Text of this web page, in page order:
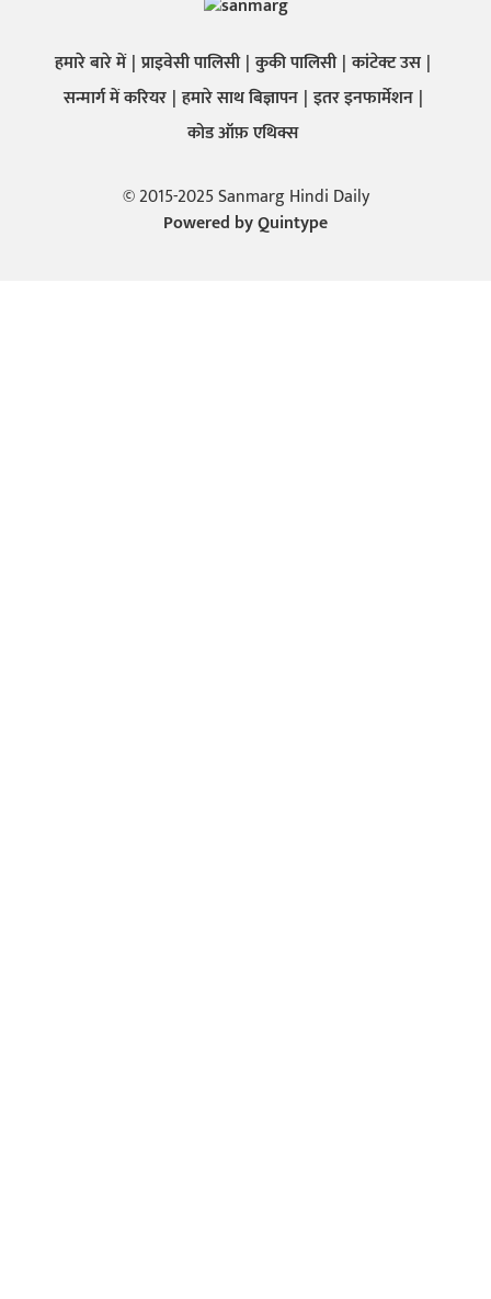
हमारे बारे में प्राइवेसी पालिसी कुकी पालिसी कांटेक्ट उस
सन्मार्ग में करियर हमारे साथ बिज्ञापन इतर इनफार्मेशन
कोड ऑफ़ एथिक्स
© 2015-2025 Sanmarg Hindi Daily
Powered byQuintype